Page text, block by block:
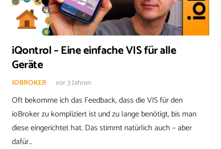
iQontrol – Eine einfache VIS für alle
Geräte
IOBROKER vor 3 Jahren
Oft bekomme ich das Feedback, dass die VIS für den
ioBroker zu kompliziert ist und zu lange benötigt, bis man
diese eingerichtet hat. Das stimmt natürlich auch – aber
dafür…